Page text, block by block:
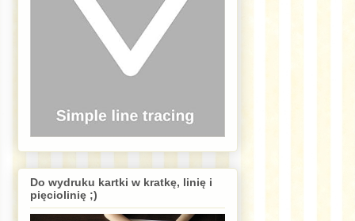
Do wydruku kartki w kratkę, linię i
pięciolinię ;)